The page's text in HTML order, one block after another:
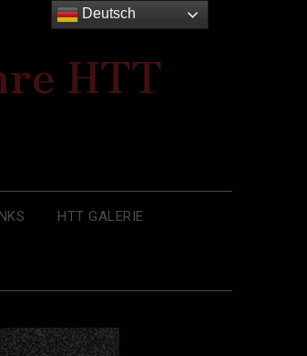
HTT
HTT GALERIE
Deutsch